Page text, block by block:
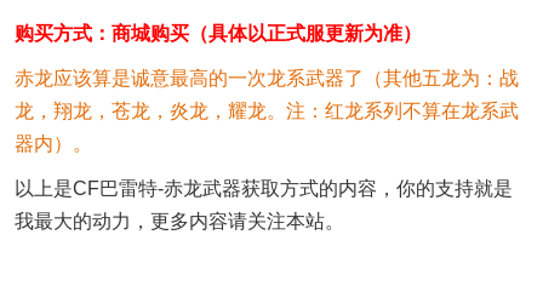
购买方式：商城购买（具体以正式服更新为准）
赤龙应该算是诚意最高的一次龙系武器了（其他五龙为：战
龙，翔龙，苍龙，炎龙，耀龙。注：红龙系列不算在龙系武
器内）。
以上是CF巴雷特-赤龙武器获取方式的内容，你的支持就是
我最大的动力，更多内容请关注本站。